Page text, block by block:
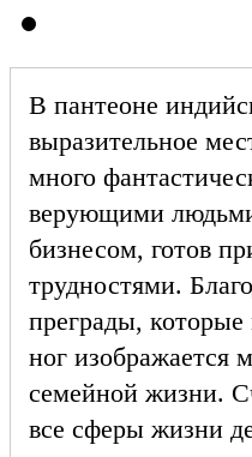
В пантеоне
выразительное
много
верующими
бизнесом, готов
трудностями.
преграды,
ног
семейной жизни.
все сферы жизни